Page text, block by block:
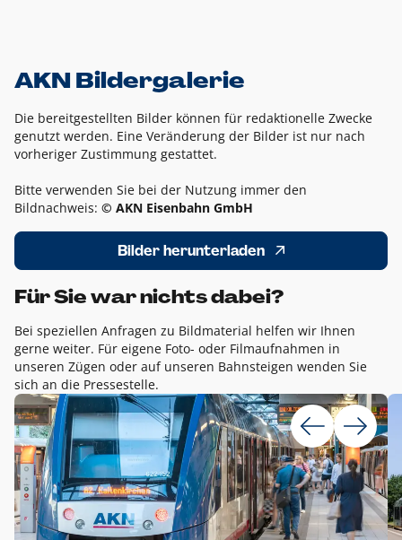
AKN Bildergalerie
Die bereitgestellten Bilder können für redaktionelle Zwecke
genutzt werden. Eine Veränderung der Bilder ist nur nach
vorheriger Zustimmung gestattet.
Bitte verwenden Sie bei der Nutzung immer den
Bildnachweis: © AKN Eisenbahn GmbH
Bilder herunterladen
Für Sie war nichts dabei?
Bei speziellen Anfragen zu Bildmaterial helfen wir Ihnen
gerne weiter. Für eigene Foto- oder Filmaufnahmen in
unseren Zügen oder auf unseren Bahnsteigen wenden Sie
sich an die Pressestelle.